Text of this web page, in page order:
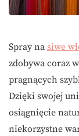
Spray na siwe
zdobywa coraz
pragnących
Dzięki swojej
osiągnięcie
niekorzystne